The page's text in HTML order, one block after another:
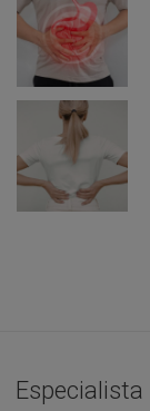
Especialista